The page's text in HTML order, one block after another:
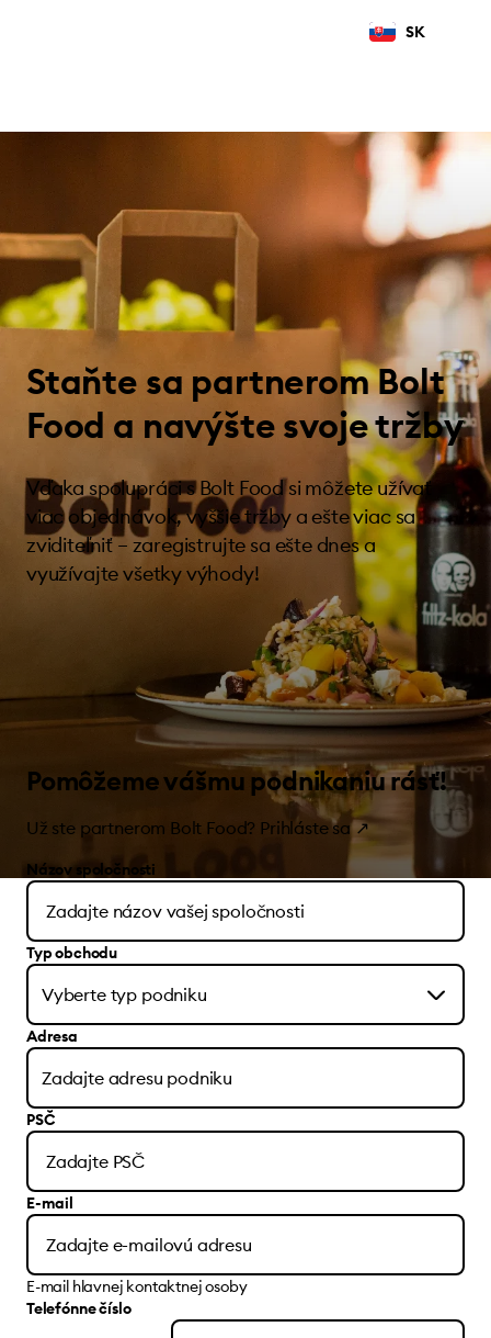
SK
Staňte sa partnerom Bolt
Food a navýšte svoje tržby
Vďaka spolupráci s Bolt Food si môžete užívať
viac objednávok, vyššie tržby a ešte viac sa
zviditeľniť – zaregistrujte sa ešte dnes a
využívajte všetky výhody!
Pomôžeme vášmu podnikaniu rásť!
Už ste partnerom Bolt Food? Prihláste sa↗
Názov spoločnosti
Typ obchodu
Adresa
PSČ
E-mail
E-mail hlavnej kontaktnej osoby
Telefónne číslo